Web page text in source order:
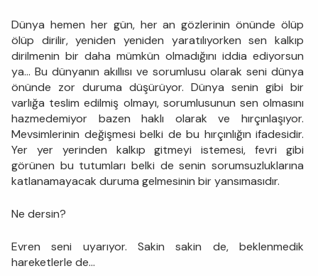
Dünya hemen her gün, her an gözlerinin önünde ölüp
ölüp dirilir, yeniden yeniden yaratılıyorken sen kalkıp
dirilmenin bir daha mümkün olmadığını iddia ediyorsun
ya... Bu dünyanın akıllısı ve sorumlusu olarak seni dünya
önünde zor duruma düşürüyor. Dünya senin gibi bir
varlığa teslim edilmiş olmayı, sorumlusunun sen olmasını
hazmedemiyor bazen haklı olarak ve hırçınlaşıyor.
Mevsimlerinin değişmesi belki de bu hırçınlığın ifadesidir.
Yer yer yerinden kalkıp gitmeyi istemesi, fevri gibi
görünen bu tutumları belki de senin sorumsuzluklarına
katlanamayacak duruma gelmesinin bir yansımasıdır.
Ne dersin?
Evren seni uyarıyor. Sakin sakin de, beklenmedik
hareketlerle de...